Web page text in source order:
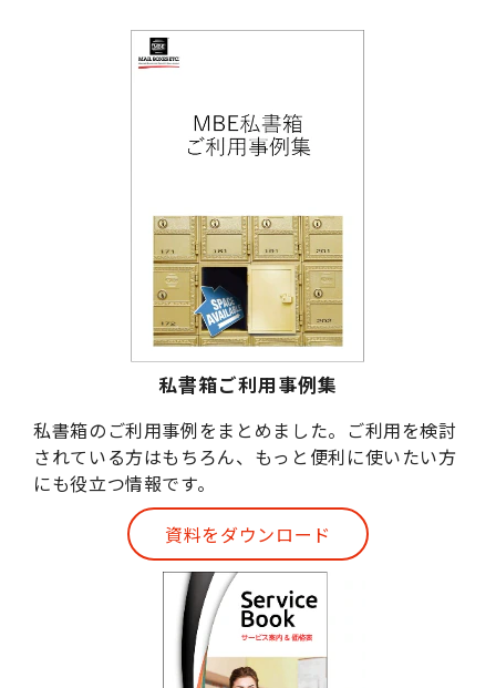
私書箱ご利用事例集
私書箱のご利用事例をまとめました。ご利用を検討
されている方はもちろん、もっと便利に使いたい方
にも役立つ情報です。
資料をダウンロード